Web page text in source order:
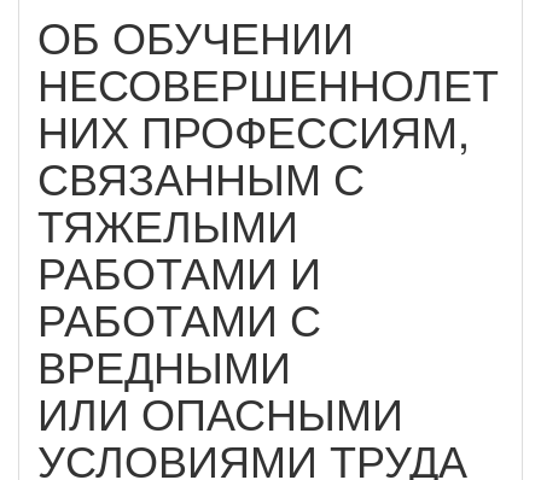
ОБ ОБУЧЕНИИ
НЕСОВЕРШЕННОЛЕТ
НИХ ПРОФЕССИЯМ,
СВЯЗАННЫМ С
ТЯЖЕЛЫМИ
РАБОТАМИ И
РАБОТАМИ С
ВРЕДНЫМИ
ИЛИ ОПАСНЫМИ
УСЛОВИЯМИ ТРУДА